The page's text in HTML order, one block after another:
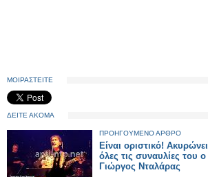
ΜΟΙΡΑΣΤΕΙΤΕ
ΔΕΙΤΕ ΑΚΟΜΑ
ΠΡΟΗΓΟΥΜΕΝΟ ΑΡΘΡΟ
Είναι οριστικό! Ακυρώνει
όλες τις συναυλίες του ο
Γιώργος Νταλάρας